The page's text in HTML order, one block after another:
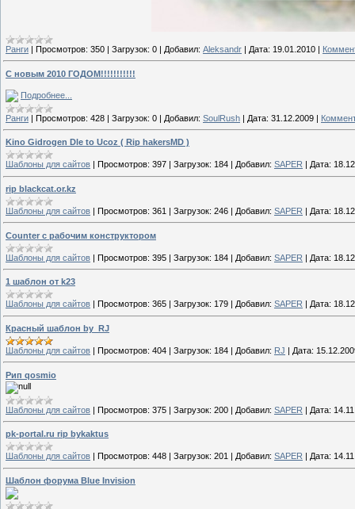
Ранги | Просмотров: 350 | Загрузок: 0 | Добавил: Aleksandr | Дата: 19.01.2010 |
С новым 2010 ГОДОМ!!!!!!!!!!!
Подробнее...
Ранги | Просмотров: 428 | Загрузок: 0 | Добавил: SoulRush | Дата: 31.12.2009 |
Kino Gidrogen Dle to Ucoz ( Rip hakersMD )
Шаблоны для сайтов Просмотров: 397 Загрузок: 184 Добавил: SAPER Дата:
rip blackcat.or.kz
Шаблоны для сайтов | Просмотров: 361 | Загрузок: 246 | Добавил: SAPER | Дата:
Counter с рабочим конструктором
Шаблоны для сайтов | Просмотров: 395 | Загрузок: 184 | Добавил: SAPER | Дата:
1 шаблон от k23
Шаблоны для сайтов Просмотров: 365 Загрузок: 179 Добавил: SAPER Дата:
Красный шаблон by_RJ
Шаблоны для сайтов | Просмотров: 404 | Загрузок: 184 | Добавил: RJ | Дата:
Рип qosmio
Шаблоны для сайтов | Просмотров: 375 | Загрузок: 200 | Добавил: SAPER | Дата:
pk-portal.ru rip bykaktus
Шаблоны для сайтов | Просмотров: 448 | Загрузок: 201 | Добавил: SAPER | Дата:
Шаблон форума Blue Invision